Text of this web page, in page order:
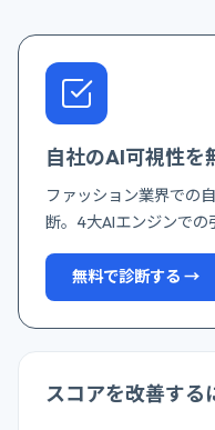
自社のAI可視性を
ファッション業界での
断。4大AIエンジンでの
無料で診断する →
スコアを改善する